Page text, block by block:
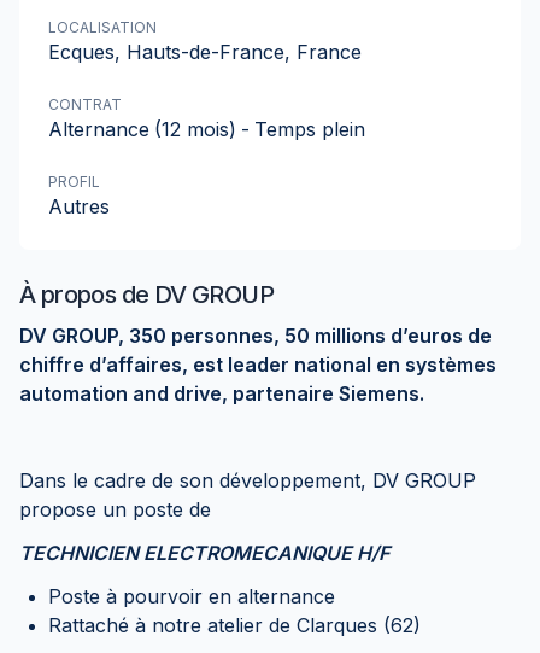
À propos de DV GROUP
DV GROUP, 350 personnes, 50 millions d’euros de
chiffre d’affaires, est leader national en systèmes
automation and drive, partenaire Siemens.
Dans le cadre de son développement, DV GROUP
propose un poste de
TECHNICIEN ELECTROMECANIQUE H/F
Poste à pourvoir en alternance
Rattaché à notre atelier de Clarques (62)
LOCALISATION
Ecques, Hauts-de-France, France
CONTRAT
Alternance (12 mois) - Temps plein
PROFIL
Autres